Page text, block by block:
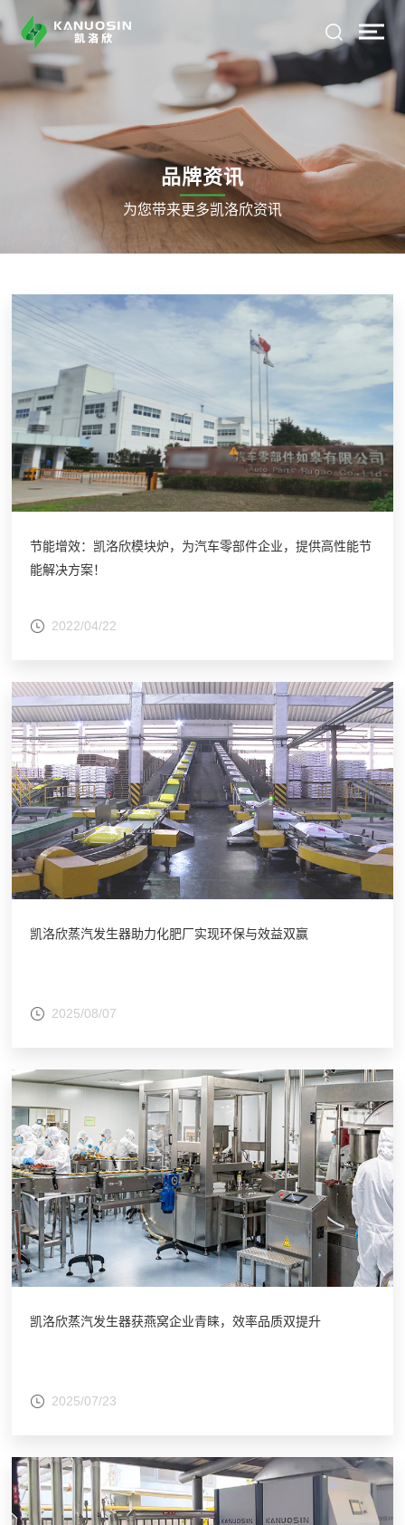
品牌资讯
为您带来更多凯洛欣资讯
节能增效：凯洛欣模块炉，为汽车零部件企业，提供高性能节
能解决方案！
2022/04/22
凯洛欣蒸汽发生器助力化肥厂实现环保与效益双赢
2025/08/07
凯洛欣蒸汽发生器获燕窝企业青睐，效率品质双提升
2025/07/23